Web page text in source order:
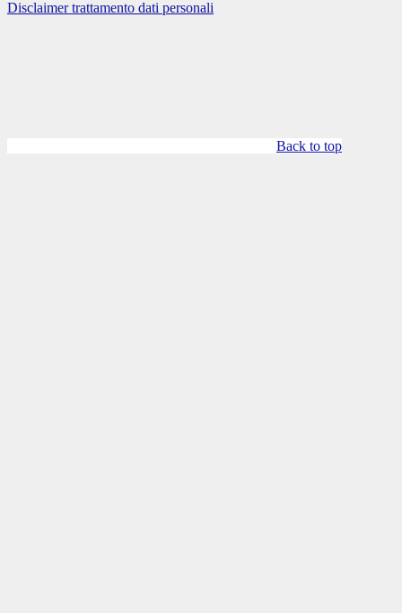
Disclaimer trattamento dati personali
Back to top